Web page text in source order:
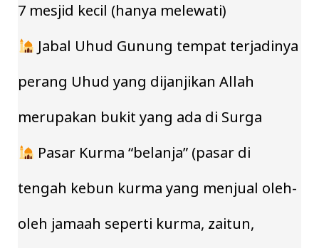
7 mesjid kecil (hanya melewati)
Jabal Uhud Gunung tempat terjadinya
perang Uhud yang dijanjikan Allah
merupakan bukit yang ada di Surga
Pasar Kurma “belanja” (pasar di
tengah kebun kurma yang menjual oleh-
oleh jamaah seperti kurma, zaitun,